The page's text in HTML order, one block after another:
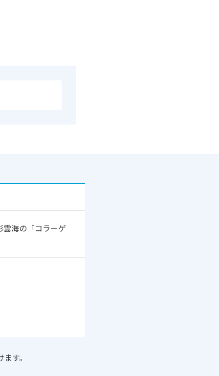
海の「コラーゲ
す。